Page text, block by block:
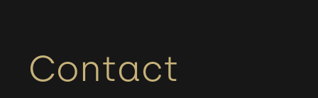
Contact